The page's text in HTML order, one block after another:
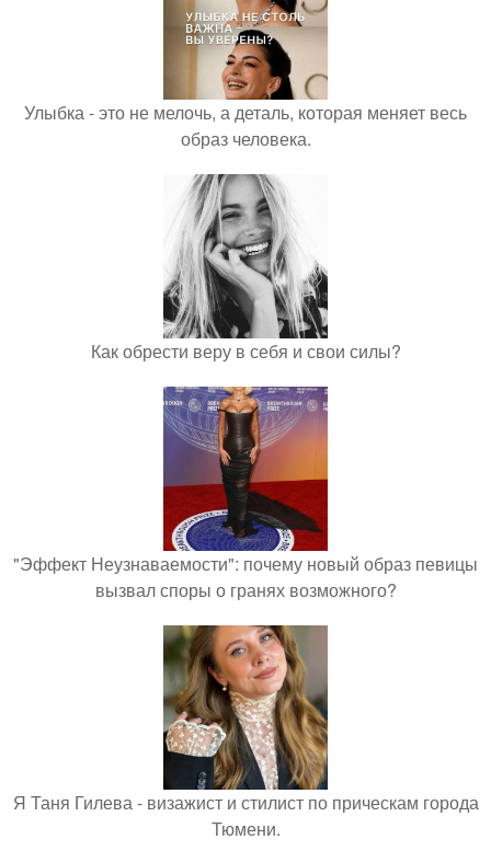
Улыбка - это не мелочь, а деталь, которая меняет весь
образ человека.
Как обрести веру в себя и свои силы?
"Эффект Неузнаваемости": почему новый образ певицы
вызвал споры о гранях возможного?
Я Таня Гилева - визажист и стилист по прическам города
Тюмени.